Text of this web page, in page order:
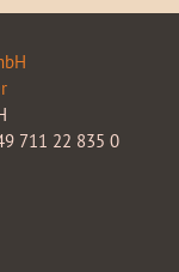
711 22 835 0